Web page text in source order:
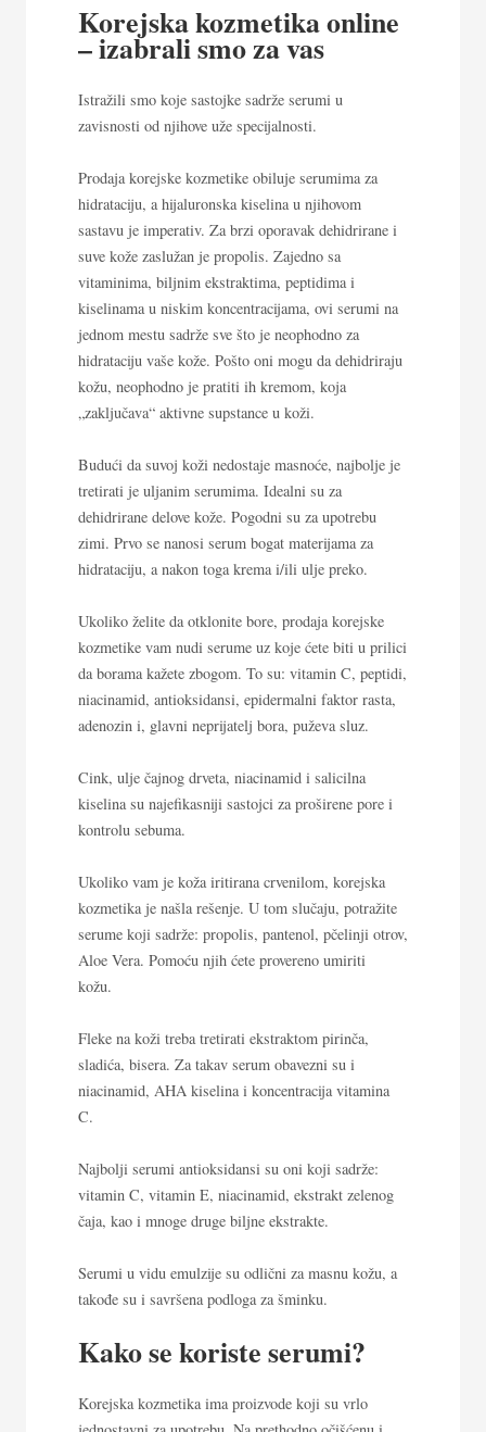
Korejska kozmetika online
– izabrali smo za vas
Istražili smo koje sastojke sadrže serumi u
zavisnosti od njihove uže specijalnosti.
Prodaja korejske kozmetike obiluje serumima za
hidrataciju, a hijaluronska kiselina u njihovom
sastavu je imperativ. Za brzi oporavak dehidrirane i
suve kože zaslužan je propolis. Zajedno sa
vitaminima, biljnim ekstraktima, peptidima i
kiselinama u niskim koncentracijama, ovi serumi na
jednom mestu sadrže sve što je neophodno za
hidrataciju vaše kože. Pošto oni mogu da dehidriraju
kožu, neophodno je pratiti ih kremom, koja
„zaključava“ aktivne supstance u koži.
Budući dasuvoj koži nedostaje masnoće, najbolje je
tretirati je uljanim serumima. Idealni su za
dehidrirane delove kože. Pogodni su za upotrebu
zimi. Prvo se nanosi serum bogat materijama za
hidrataciju, a nakon toga krema i/ili ulje preko.
Ukoliko želite daotklonite bore, prodaja korejske
kozmetike vam nudi serume uz koje ćete biti u prilici
da borama kažete zbogom. To su: vitamin C, peptidi,
niacinamid, antioksidansi, epidermalni faktor rasta,
adenozin i, glavni neprijatelj bora, puževa sluz.
Cink, ulje čajnog drveta, niacinamid i salicilna
kiselina su najefikasniji sastojci zaproširene pore i
kontrolu sebuma.
Ukoliko vam je kožairitirana crvenilom, korejska
kozmetika je našla rešenje. U tom slučaju, potražite
serume koji sadrže: propolis, pantenol, pčelinji otrov,
Aloe Vera. Pomoću njih ćete provereno umiriti
kožu.
Fleke na koži treba tretirati ekstraktom pirinča,
sladića, bisera. Za takav serum obavezni su i
niacinamid, AHA kiselina i koncentracija vitamina
C.
Najbolji serumi antioksidansi su oni koji sadrže:
vitamin C, vitamin E, niacinamid, ekstrakt zelenog
čaja, kao i mnoge druge biljne ekstrakte.
Serumi u vidu emulzije su odlični za masnu kožu, a
takođe su i savršena podloga za šminku.
Kako se koriste serumi?
Korejska kozmetika ima proizvode koji su vrlo